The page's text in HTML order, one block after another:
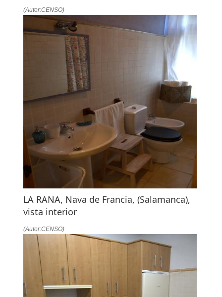
(Autor:CENSO)
LA RANA, Nava de Francia, (Salamanca),
vista interior
(Autor:CENSO)